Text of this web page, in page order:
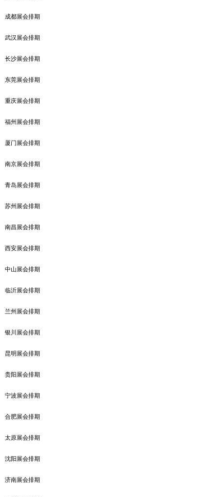
成都展会排期
武汉展会排期
长沙展会排期
东莞展会排期
重庆展会排期
福州展会排期
厦门展会排期
南京展会排期
青岛展会排期
苏州展会排期
南昌展会排期
西安展会排期
中山展会排期
临沂展会排期
兰州展会排期
银川展会排期
昆明展会排期
贵阳展会排期
宁波展会排期
合肥展会排期
太原展会排期
沈阳展会排期
济南展会排期